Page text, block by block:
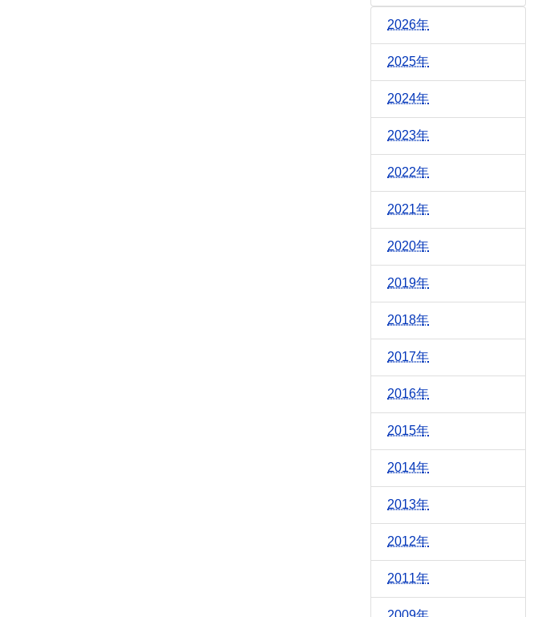
2026年
2025年
2024年
2023年
2022年
2021年
2020年
2019年
2018年
2017年
2016年
2015年
2014年
2013年
2012年
2011年